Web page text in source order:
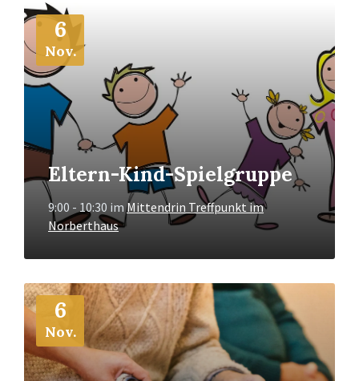
6
Nov.
Eltern-Kind-Spielgruppe
9:00 - 10:30 imMittendrin Treffpunkt im
Norberthaus
Mehr
Info
6
Nov.
Mehr
Info